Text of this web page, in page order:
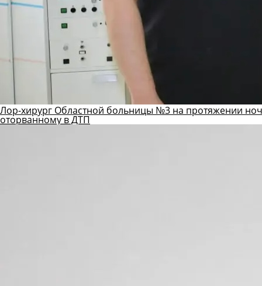
Лор-хирург Областной больницы №3 на протяжении
оторванному в ДТП